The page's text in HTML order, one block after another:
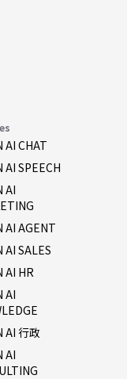
AI CHAT
AI SPEECH
AI
AI AGENT
AI SALES
AI HR
AI
AI 行政
AI